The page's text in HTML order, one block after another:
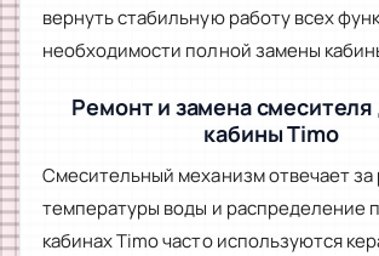
вернуть стабильную работу всех
необходимости полной замены
Ремонт и замена
кабины Timo
Смесительный механизм отвечает за
температуры воды и распределение
кабинах Timo часто используются